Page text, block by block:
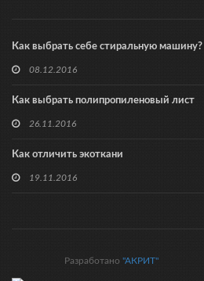
Как выбрать себе стиральную машину?
08.12.2016
Как выбрать полипропиленовый лист
26.11.2016
Как отличить экоткани
19.11.2016
Разработано "АКРИТ"